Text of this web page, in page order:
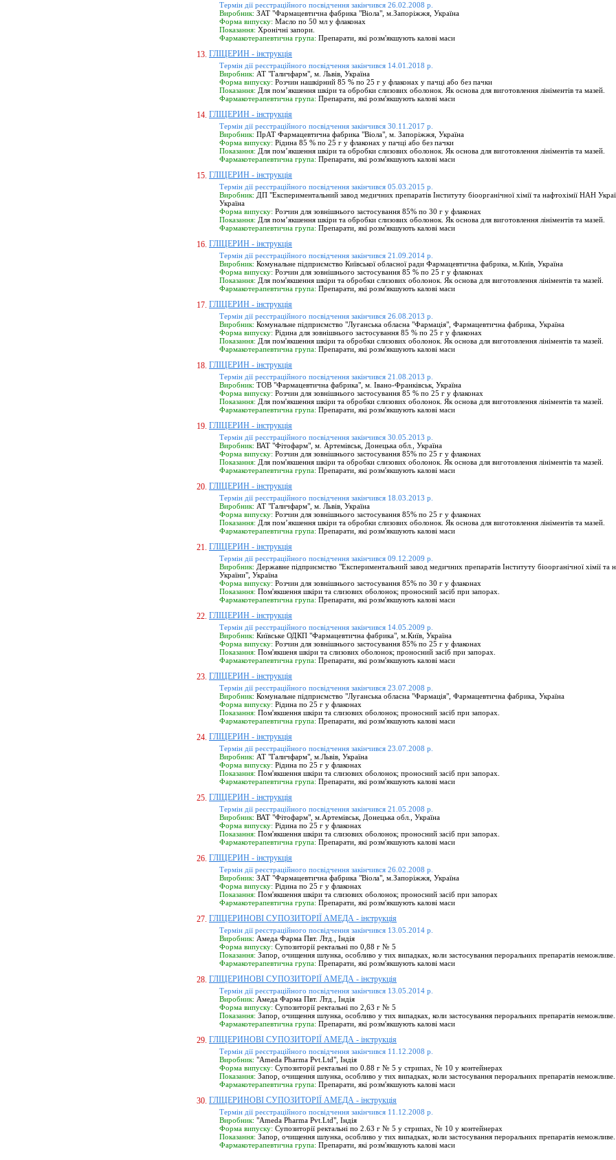
Термін дії реєстраційного посвідчення закінчився 26.02.2008 р.
Виробник: ЗАТ "Фармацевтична фабрика "Віола", м.Запоріжжя, Україна
Форма випуску: Масло по 50 мл у флаконах
Показання: Хронічні запори.
Фармакотерапевтична група: Препарати, які розм'якшують калові маси
13. ГЛІЦЕРИН - інструкція
Термін дії реєстраційного посвідчення закінчився 14.01.2018 р.
Виробник: АТ "Галичфарм", м. Львів, Україна
Форма випуску: Розчин нашкірний 85 % по 25 г у флаконах у пачці або без пачки
Показання: Для пом’якшення шкіри та обробки слизових оболонок. Як основа для виготовлення лініментів та мазей.
Фармакотерапевтична група: Препарати, які розм'якшують калові маси
14. ГЛІЦЕРИН - інструкція
Термін дії реєстраційного посвідчення закінчився 30.11.2017 р.
Виробник: ПрАТ Фармацевтична фабрика "Віола", м. Запоріжжя, Україна
Форма випуску: Рідина 85 % по 25 г у флаконах у пачці або без пачки
Показання: Для пом’якшення шкіри та обробки слизових оболонок. Як основа для виготовлення лініментів та мазей.
Фармакотерапевтична група: Препарати, які розм'якшують калові маси
15. ГЛІЦЕРИН - інструкція
Термін дії реєстраційного посвідчення закінчився 05.03.2015 р.
Виробник: ДП "Експериментальний завод медичних препаратів Інституту біоорганічної хімії та нафтохімії НАН
Україна
Форма випуску: Розчин для зовнішнього застосування 85% по 30 г у флаконах
Показання: Для пом’якшення шкіри та обробки слизових оболонок. Як основа для виготовлення лініментів та мазей.
Фармакотерапевтична група: Препарати, які розм'якшують калові маси
16. ГЛІЦЕРИН - інструкція
Термін дії реєстраційного посвідчення закінчився 21.09.2014 р.
Виробник: Комунальне підприємство Київської обласної ради Фармацевтична фабрика, м.Київ, Україна
Форма випуску: Розчин для зовнішнього застосування 85 % по 25 г у флаконах
Показання: Для пом'якшення шкіри та обробки слизових оболонок. Як основа для виготовлення лініментів та мазей.
Фармакотерапевтична група: Препарати, які розм'якшують калові маси
17. ГЛІЦЕРИН - інструкція
Термін дії реєстраційного посвідчення закінчився 26.08.2013 р.
Виробник: Комунальне підприємство "Луганська обласна "Фармація", Фармацевтична фабрика, Україна
Форма випуску: Рідина для зовнішнього застосування 85 % по 25 г у флаконах
Показання: Для пом'якшення шкіри та обробки слизових оболонок. Як основа для виготовлення лініментів та мазей.
Фармакотерапевтична група: Препарати, які розм'якшують калові маси
18. ГЛІЦЕРИН - інструкція
Термін дії реєстраційного посвідчення закінчився 21.08.2013 р.
Виробник: ТОВ "Фармацевтична фабрика", м. Івано-Франківськ, Україна
Форма випуску: Розчин для зовнішнього застосування 85 % по 25 г у флаконах
Показання: Для пом'якшення шкіри та обробки слизових оболонок. Як основа для виготовлення лініментів та мазей.
Фармакотерапевтична група: Препарати, які розм'якшують калові маси
19. ГЛІЦЕРИН - інструкція
Термін дії реєстраційного посвідчення закінчився 30.05.2013 р.
Виробник: ВАТ "Фітофарм", м. Артемівськ, Донецька обл., Україна
Форма випуску: Розчин для зовнішнього застосування 85% по 25 г у флаконах
Показання: Для пом'якшення шкіри та обробки слизових оболонок. Як основа для виготовлення лініментів та мазей.
Фармакотерапевтична група: Препарати, які розм'якшують калові маси
20. ГЛІЦЕРИН - інструкція
Термін дії реєстраційного посвідчення закінчився 18.03.2013 р.
Виробник: АТ "Галичфарм", м. Львів, Україна
Форма випуску: Розчин для зовнішнього застосування 85% по 25 г у флаконах
Показання: Для пом’якшення шкіри та обробки слизових оболонок. Як основа для виготовлення лініментів та мазей.
Фармакотерапевтична група: Препарати, які розм'якшують калові маси
21. ГЛІЦЕРИН - інструкція
Термін дії реєстраційного посвідчення закінчився 09.12.2009 р.
Виробник: Державне підприємство "Експериментальний завод медичних препаратів Інституту біоорганічної хімії та
України", Україна
Форма випуску: Розчин для зовнішнього застосування 85% по 30 г у флаконах
Показання: Пом'якшення шкіри та слизових оболонок; проносний засіб при запорах.
Фармакотерапевтична група: Препарати, які розм'якшують калові маси
22. ГЛІЦЕРИН - інструкція
Термін дії реєстраційного посвідчення закінчився 14.05.2009 р.
Виробник: Київське ОДКП "Фармацевтична фабрика", м.Київ, Україна
Форма випуску: Розчин для зовнішнього застосування 85% по 25 г у флаконах
Показання: Пом'якшеня шкіри та слизових оболонок; проносний засіб при запорах.
Фармакотерапевтична група: Препарати, які розм'якшують калові маси
23. ГЛІЦЕРИН - інструкція
Термін дії реєстраційного посвідчення закінчився 23.07.2008 р.
Виробник: Комунальне підприємство "Луганська обласна "Фармація", Фармацевтична фабрика, Україна
Форма випуску: Рідина по 25 г у флаконах
Показання: Пом'якшення шкіри та слизових оболонок; проносний засіб при запорах.
Фармакотерапевтична група: Препарати, які розм'якшують калові маси
24. ГЛІЦЕРИН - інструкція
Термін дії реєстраційного посвідчення закінчився 23.07.2008 р.
Виробник: АТ "Галичфарм", м.Львів, Україна
Форма випуску: Рідина по 25 г у флаконах
Показання: Пом'якшення шкіри та слизових оболонок; проносний засіб при запорах.
Фармакотерапевтична група: Препарати, які розм'якшують калові маси
25. ГЛІЦЕРИН - інструкція
Термін дії реєстраційного посвідчення закінчився 21.05.2008 р.
Виробник: ВАТ "Фітофарм", м.Артемівськ, Донецька обл., Україна
Форма випуску: Рідина по 25 г у флаконах
Показання: Пом'якшення шкіри та слизових оболонок; проносний засіб при запорах.
Фармакотерапевтична група: Препарати, які розм'якшують калові маси
26. ГЛІЦЕРИН - інструкція
Термін дії реєстраційного посвідчення закінчився 26.02.2008 р.
Виробник: ЗАТ "Фармацевтична фабрика "Віола", м.Запоріжжя, Україна
Форма випуску: Рідина по 25 г у флаконах
Показання: Пом'якшення шкіри та слизових оболонок; проносний засіб при запорах
Фармакотерапевтична група: Препарати, які розм'якшують калові маси
27. ГЛІЦЕРИНОВІ СУПОЗИТОРІЇ АМЕДА - інструкція
Термін дії реєстраційного посвідчення закінчився 13.05.2014 р.
Виробник: Амеда Фарма Пвт. Лтд., Індія
Форма випуску: Супозиторії ректальні по 0,88 г № 5
Показання: Запор, очищення шлунка, особливо у тих випадках, коли застосування пероральних препаратів неможливе.
Фармакотерапевтична група: Препарати, які розм'якшують калові маси
28. ГЛІЦЕРИНОВІ СУПОЗИТОРІЇ АМЕДА - інструкція
Термін дії реєстраційного посвідчення закінчився 13.05.2014 р.
Виробник: Амеда Фарма Пвт. Лтд., Індія
Форма випуску: Супозиторії ректальні по 2,63 г № 5
Показання: Запор, очищення шлунка, особливо у тих випадках, коли застосування пероральних препаратів неможливе.
Фармакотерапевтична група: Препарати, які розм'якшують калові маси
29. ГЛІЦЕРИНОВІ СУПОЗИТОРІЇ АМЕДА - інструкція
Термін дії реєстраційного посвідчення закінчився 11.12.2008 р.
Виробник: "Ameda Pharma Pvt.Ltd", Індія
Форма випуску: Супозиторії ректальні по 0.88 г № 5 у стрипах, № 10 у контейнерах
Показання: Запор, очищення шлунка, особливо у тих випадках, коли застосування пероральних препаратів неможливе.
Фармакотерапевтична група: Препарати, які розм'якшують калові маси
30. ГЛІЦЕРИНОВІ СУПОЗИТОРІЇ АМЕДА - інструкція
Термін дії реєстраційного посвідчення закінчився 11.12.2008 р.
Виробник: "Ameda Pharma Pvt.Ltd", Індія
Форма випуску: Супозиторії ректальні по 2.63 г № 5 у стрипах, № 10 у контейнерах
Показання: Запор, очищення шлунка, особливо у тих випадках, коли застосування пероральних препаратів неможливе.
Фармакотерапевтична група: Препарати, які розм'якшують калові маси